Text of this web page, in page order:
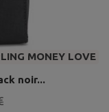
MONEY LOVE
noir...